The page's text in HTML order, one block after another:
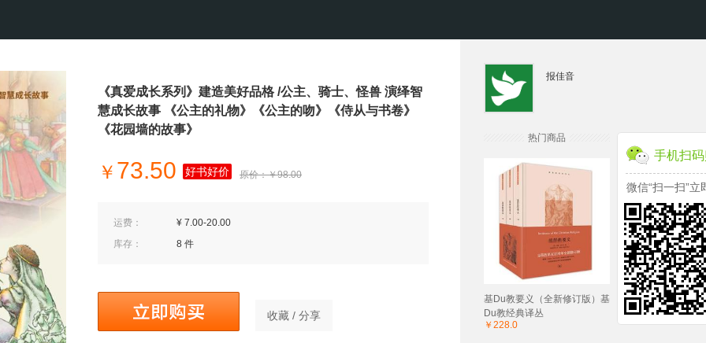
《真爱成长系列》建造美好品格 /公主、骑士、怪兽 演绎智
慧成长故事 《公主的礼物》《公主的吻》《侍从与书卷》
《花园墙的故事》
￥ 73.50 好书好价 原价：￥98.00
运费：
¥ 7.00-20.00
库存：
8 件
收藏 / 分享
报佳音
热门商品
基Du教要义（全新修订版）基
Du教经典译丛
￥228.0
手机扫
微信“扫一扫”立